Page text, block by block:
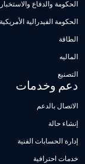
الحكومة والدفاع
الحكومة الفيدرالية الأمريكية
الطاقة
الماليه
التصنيع
دعم وخدمات
الاتصال بالدعم
إنشاء حالة
إدارة الحسابات الفنية
خدمات احترافية